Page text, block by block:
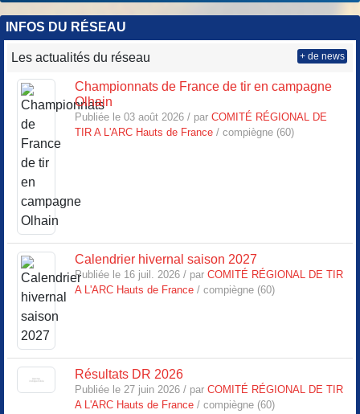
INFOS DU RÉSEAU
Les actualités du réseau
Championnats de France de tir en campagne
Olhain
Publiée le 03 août 2026 / par COMITÉ RÉGIONAL DE
TIR A L'ARC Hauts de France/ compiègne (60)
Calendrier hivernal saison 2027
Publiée le 16 juil. 2026 / par COMITÉ RÉGIONAL DE TIR
A L'ARC Hauts de France/ compiègne (60)
Résultats DR 2026
Publiée le 27 juin 2026 / par COMITÉ RÉGIONAL DE TIR
A L'ARC Hauts de France/ compiègne (60)
+ de news